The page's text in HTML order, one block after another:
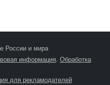
России и мира
информация. Обработка
для рекламодателей